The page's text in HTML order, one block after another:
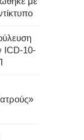
ICD-10-